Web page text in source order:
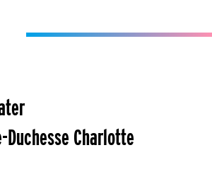
Duchesse Charlotte